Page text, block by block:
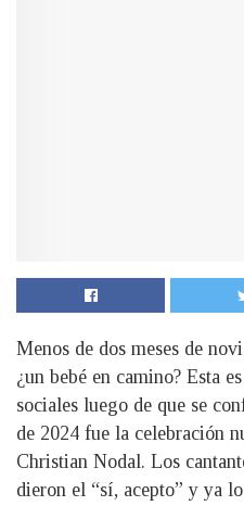
Menos de dos meses de
¿un bebé en camino? Esta
sociales luego de que se
de 2024 fue la celebración
Christian Nodal. Los
dieron el “sí, acepto” y ya